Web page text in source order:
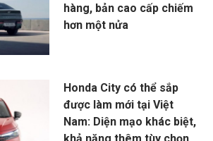
hàng, bản cao cấp chiếm
hơn một nửa
Honda City có thể sắp
được làm mới tại Việt
Nam: Diện mạo khác biệt,
khả năng thêm tùy chọn